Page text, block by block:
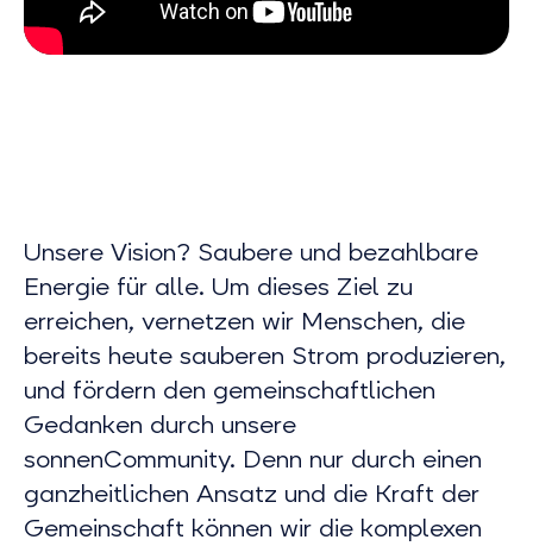
Unsere Vision? Saubere und bezahlbare
Energie für alle. Um dieses Ziel zu
erreichen, vernetzen wir Menschen, die
bereits heute sauberen Strom produzieren,
und fördern den gemeinschaftlichen
Gedanken durch unsere
sonnenCommunity. Denn nur durch einen
ganzheitlichen Ansatz und die Kraft der
Gemeinschaft können wir die komplexen